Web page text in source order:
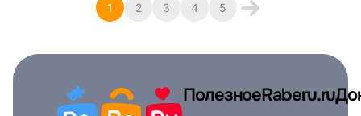
1 2 3 4 5
ПолезноеRaberu.ru